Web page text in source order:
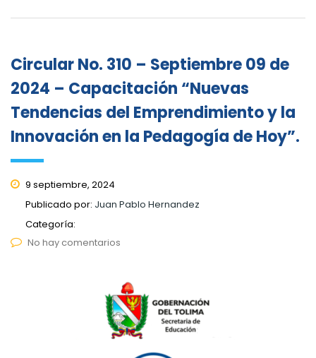
Circular No. 310 – Septiembre 09 de
2024 – Capacitación “Nuevas
Tendencias del Emprendimiento y la
Innovación en la Pedagogía de Hoy”.
9 septiembre, 2024
Publicado por: Juan Pablo Hernandez
Categoría:
No hay comentarios